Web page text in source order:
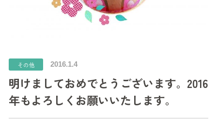
その他 2016.1.4
明けましておめでとうございます。2016
年もよろしくお願いいたします。